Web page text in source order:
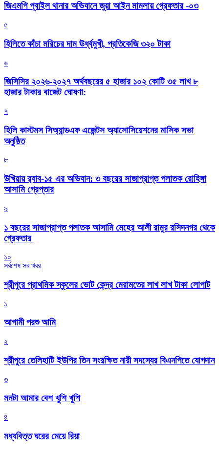
জিএমপি পূবাইল থানার অভিযানে জুয়া আইন মামলায় গ্রেফতার -০৩
৫
হিলিতে কাঁচা মরিচের দাম ঊর্ধ্বমুখী, প্রতিকেজি ৩২০ টাকা
৬
জিসিসির ২০২৬-২০২৭ অর্থবছরের ৫ হাজার ১০২ কোটি ৩৫ লাখ ৮
হাজার টাকার বাজেট ঘোষণা:
৭
হিলি কাস্টমস সিঅ্যান্ডএফ এজেন্টস অ্যাসোসিয়েশনের মাসিক সভা
অনুষ্ঠিত
৮
উখিয়ায় র‍্যাব-১৫ এর অভিযান: ৩ বছরের সাজাপ্রাপ্ত পলাতক রোহিঙ্গা
আসামি গ্রেপ্তার
৯
১ বছরের সাজাপ্রাপ্ত পলাতক আসামি মেহের আলী রামুর রসিদনগর থেকে
গ্রেফতার ‎
১০
সর্বশেষ সব খবর
শ্রীপুরে প্রাথমিক স্কুলের ভোট কেন্দ্র মেরামতের লাখ লাখ টাকা লোপাট
১
আগামী পরশু আমি
২
শ্রীপুরে তেলিহাটি ইউপির তিন সংরক্ষিত নারী সদস্যের বিএনপিতে যোগদান
৩
মনটা আমার বেশ খুশি খুশি
৪
মধ্যবিত্ত ঘরের মেয়ে রিয়া